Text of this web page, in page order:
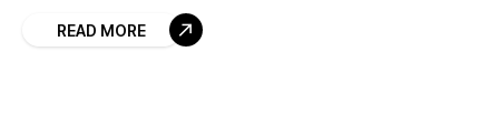
READ MORE